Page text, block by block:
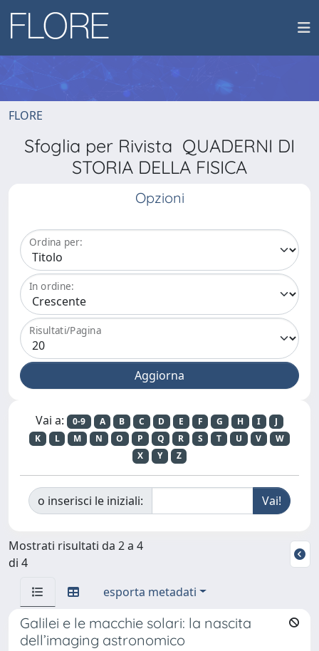
FLORE
Sfoglia per Rivista QUADERNI DI
STORIA DELLA FISICA
Opzioni
Ordina per:
In ordine:
Risultati/Pagina
Vai a: 0-9 A B C D E F G H I
J
K
L M N O P Q R S T U V
W
X
Y Z
o inserisci le iniziali:
Mostrati risultati da 2 a 4
di 4
esporta metadati
Galilei e le macchie solari: la nascita
dell’imaging astronomico